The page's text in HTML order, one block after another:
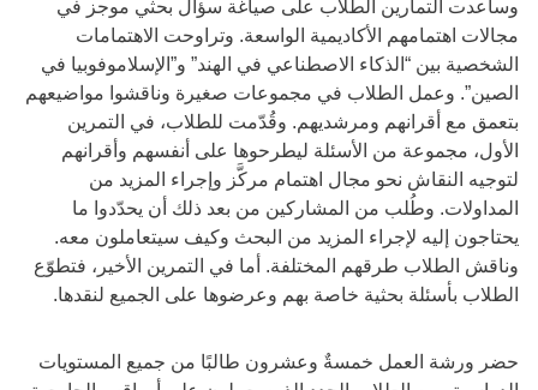
وساعدت التمارين الطلاب على صياغة سؤال بحثي موجز في
مجالات اهتمامهم الأكاديمية الواسعة. وتراوحت الاهتمامات
الشخصية بين “الذكاء الاصطناعي في الهند” و”الإسلاموفوبيا في
الصين”. وعمل الطلاب في مجموعات صغيرة وناقشوا مواضيعهم
بتعمق مع أقرانهم ومرشديهم. وقُدّمت للطلاب، في التمرين
الأول، مجموعة من الأسئلة ليطرحوها على أنفسهم وأقرانهم
لتوجيه النقاش نحو مجال اهتمام مركَّز وإجراء المزيد من
المداولات. وطُلب من المشاركين من بعد ذلك أن يحدّدوا ما
يحتاجون إليه لإجراء المزيد من البحث وكيف سيتعاملون معه.
وناقش الطلاب طرقهم المختلفة. أما في التمرين الأخير، فتطوّع
الطلاب بأسئلة بحثية خاصة بهم وعرضوها على الجميع لنقدها.
حضر ورشة العمل خمسةٌ وعشرون طالبًا من جميع المستويات